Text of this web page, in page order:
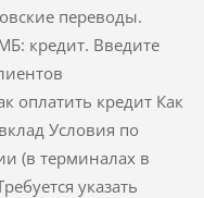
переводы.
кредит. Введите
оплатить кредит Как
Условия по
(в терминалах в
указать